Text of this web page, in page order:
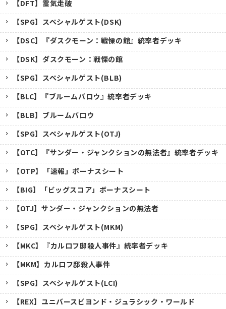
【DFT】霊気走破
【SPG】スペシャルゲスト(DSK)
【DSC】『ダスクモーン：戦慄の館』統率者デッキ
【DSK】ダスクモーン：戦慄の館
【SPG】スペシャルゲスト(BLB)
【BLC】『ブルームバロウ』統率者デッキ
【BLB】ブルームバロウ
【SPG】スペシャルゲスト(OTJ)
【OTC】『サンダー・ジャンクションの無法者』統率者デッキ
【OTP】「速報」ボーナスシート
【BIG】「ビッグスコア」ボーナスシート
【OTJ】サンダー・ジャンクションの無法者
【SPG】スペシャルゲスト(MKM)
【MKC】『カルロフ邸殺人事件』統率者デッキ
【MKM】カルロフ邸殺人事件
【SPG】スペシャルゲスト(LCI)
【REX】ユニバースビヨンド・ジュラシック・ワールド